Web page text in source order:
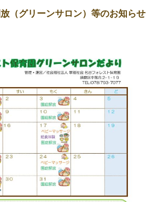
（グリーンサロン）等のお知らせ